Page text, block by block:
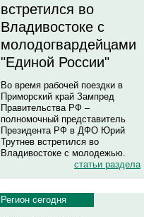
встретился во
Владивостоке с
молодогвардейцами
"Единой России"
Во время рабочей поездки в
Приморский край Зампред
Правительства РФ –
полномочный представитель
Президента РФ в ДФО Юрий
Трутнев встретился во
Владивостоке с молодежью.
статьи раздела
Регион сегодня